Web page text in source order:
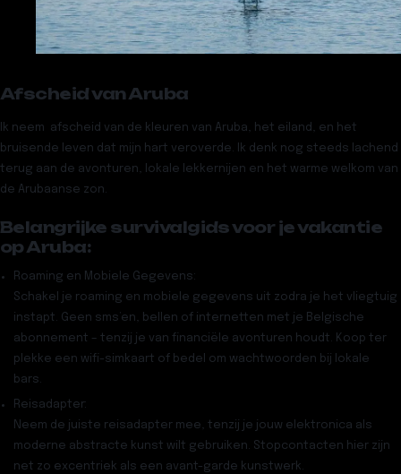
Afscheid van Aruba
Ik neem afscheid van de kleuren van Aruba, het eiland, en het
bruisende leven dat mijn hart veroverde. Ik denk nog steeds lachend
terug aan de avonturen, lokale lekkernijen en het warme welkom van
de Arubaanse zon.
Belangrijke survivalgids voor je vakantie
op Aruba:
Roaming en Mobiele Gegevens:
Schakel je roaming en mobiele gegevens uit zodra je het vliegtuig
instapt. Geen sms’en, bellen of internetten met je Belgische
abonnement – tenzij je van financiële avonturen houdt. Koop ter
plekke een wifi-simkaart of bedel om wachtwoorden bij lokale
bars.
Reisadapter:
Neem de juiste reisadapter mee, tenzij je jouw elektronica als
moderne abstracte kunst wilt gebruiken. Stopcontacten hier zijn
net zo excentriek als een avant-garde kunstwerk.